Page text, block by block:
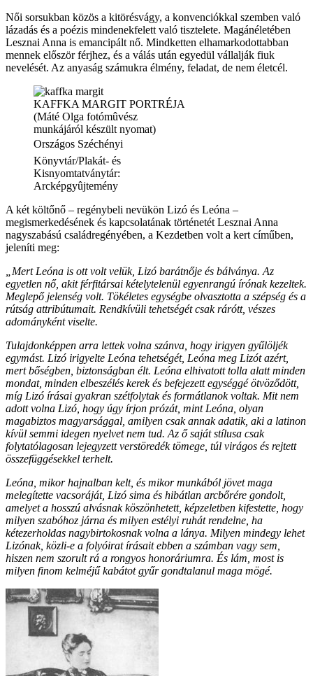
Női sorsukban közös a kitörésvágy, a konvenciókkal szemben való
lázadás és a poézis mindenekfelett való tisztelete. Magánéletében
Lesznai Anna is emancipált nő. Mindketten elhamarkodottabban
mennek először férjhez, és a válás után egyedül vállalják fiuk
nevelését. Az anyaság számukra élmény, feladat, de nem életcél.
KAFFKA MARGIT PORTRÉJA
(Máté Olga fotómûvész
munkájáról készült nyomat)
Országos Széchényi
Könyvtár/Plakát- és
Kisnyomtatványtár:
Arcképgyûjtemény
A két költőnő – regénybeli nevükön Lizó és Leóna –
megismerkedésének és kapcsolatának történetét Lesznai Anna
nagyszabású családregényében, a Kezdetben volt a kert címűben,
jeleníti meg:
„Mert Leóna is ott volt velük, Lizó barátnője és bálványa. Az
egyetlen nő, akit férfitársai kételytelenül egyenrangú írónak kezeltek.
Meglepő jelenség volt. Tökéletes egységbe olvasztotta a szépség és a
rútság attribútumait. Rendkívüli tehetségét csak rárótt, vészes
adományként viselte.
Tulajdonképpen arra lettek volna szánva, hogy irigyen gyűlöljék
egymást. Lizó irigyelte Leóna tehetségét, Leóna meg Lizót azért,
mert bőségben, biztonságban élt. Leóna elhivatott tolla alatt minden
mondat, minden elbeszélés kerek és befejezett egységgé ötvöződött,
míg Lizó írásai gyakran szétfolytak és formátlanok voltak. Mit nem
adott volna Lizó, hogy úgy írjon prózát, mint Leóna, olyan
magabiztos magyarsággal, amilyen csak annak adatik, aki a latinon
kívül semmi idegen nyelvet nem tud. Az ő saját stílusa csak
folytatólagosan lejegyzett verstöredék tömege, túl virágos és rejtett
összefüggésekkel terhelt.
Leóna, mikor hajnalban kelt, és mikor munkából jövet maga
melegítette vacsoráját, Lizó sima és hibátlan arcbőrére gondolt,
amelyet a hosszú alvásnak köszönhetett, képzeletben kifestette, hogy
milyen szabóhoz járna és milyen estélyi ruhát rendelne, ha
kétezerholdas nagybirtokosnak volna a lánya. Milyen mindegy lehet
Lizónak, közli-e a folyóirat írásait ebben a számban vagy sem,
hiszen nem szorult rá a rongyos honoráriumra. És lám, most is
milyen finom kelméjű kabátot gyűr gondtalanul maga mögé.